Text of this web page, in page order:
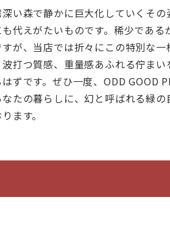
い森で静かに巨大化していくそ
代えがたいものです。稀少であ
が、当店では折々にこの特別な
打つ質感、重量感あふれる佇ま
ずです。ぜひ一度、ODD GOOD
たの暮らしに、幻と呼ばれる緑
ます。